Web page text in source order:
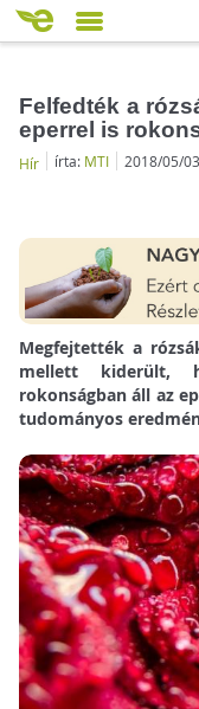
Felfedték a
eperrel is
Hír írta: MTI 2018/05/03
Megfejtették a
mellett kiderült,
rokonságban áll az
tudományos